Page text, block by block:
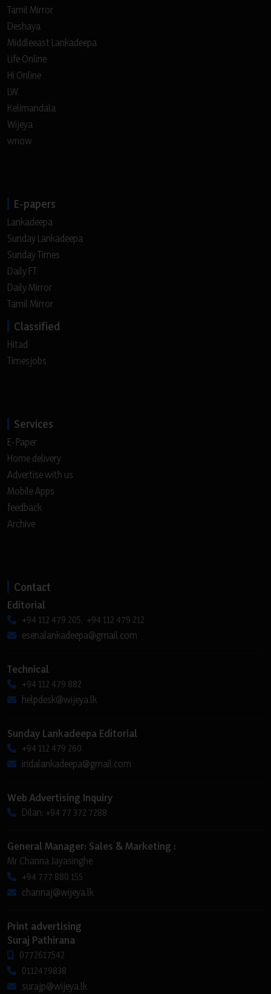
Tamil Mirror
Deshaya
Middleeast Lankadeepa
Life Online
Hi Online
LW
Kelimandala
Wijeya
wnow
E-papers
Lankadeepa
Sunday Lankadeepa
Sunday Times
Daily FT
Daily Mirror
Tamil Mirror
Classified
Hitad
Timesjobs
Services
E-Paper
Home delivery
Advertise with us
Mobile Apps
feedback
Archive
Contact
Editorial
+94 112 479 205, +94 112 479 212
esenalankadeepa@gmail.com
Technical
+94 112 479 882
helpdesk@wijeya.lk
Sunday Lankadeepa Editorial
+94 112 479 260
iridalankadeepa@gmail.com
Web Advertising Inquiry
Dilan: +94 77 372 7288
General Manager: Sales & Marketing :
Mr Channa Jayasinghe
+94 777 880 155
channaj@wijeya.lk
Print advertising
Suraj Pathirana
0772617542
0112479838
surajp@wijeya.lk